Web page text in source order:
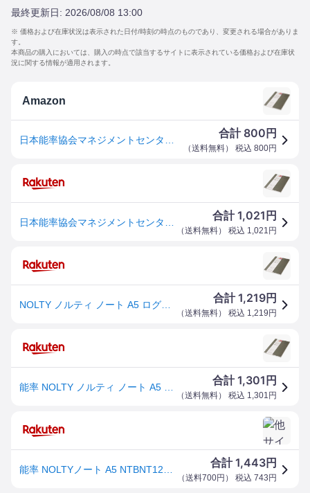
最終更新日: 2026/08/08 13:00
※ 価格および在庫状況は表示された日付/時刻の時点のものであり、変更される場合がありま
す。
本商品の購入においては、購入の時点で該当するサイトに表示されている価格および在庫状
況に関する情報が適用されます。
Amazon
合計 800 円
（送料無料） 税込 800円
合計1,021 円
（送料無料） 税込 1,021 円
合計1,219円
（送料無料） 税込 1,219 円
合計1,301 円
（送料無料） 税込 1,301 円
合計1,443円
（送料700円 ） 税込 743 円